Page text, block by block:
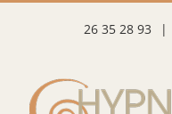
content
26 35 28 93 |